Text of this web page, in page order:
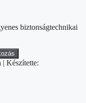
biztonságtechnikai
Készítette: